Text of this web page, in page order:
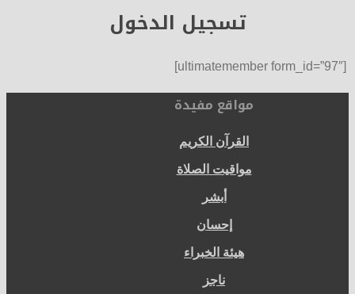
تسجيل الدخول
[ultimatemember form_id=”97″]
مواقع مفيدة
القرآن الكريم
مواقيت الصلاة
أبشر
إحسان
هيئة الخبراء
ناجز